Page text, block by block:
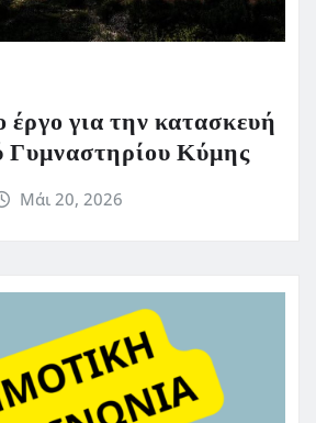
για την κατασκευή
Γυμναστηρίου Κύμης
Μάι 20, 2026